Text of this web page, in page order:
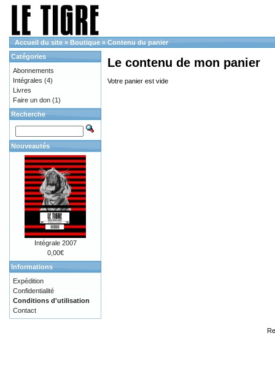
Accueil du site » Boutique » Contenu du panier
Le contenu de mon panier
Votre panier est vide
Catégories
Abonnements
Intégrales (4)
Livres
Faire un don (1)
Recherche
Nouveautés
Intégrale 2007
0,00€
Informations
Expédition
Confidentialité
Conditions d'utilisation
Contact